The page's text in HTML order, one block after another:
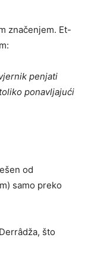
značenjem. Et-
penjati
ponavljajući
od
samo preko
što